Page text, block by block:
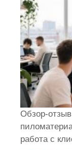
Обзор-
работа с